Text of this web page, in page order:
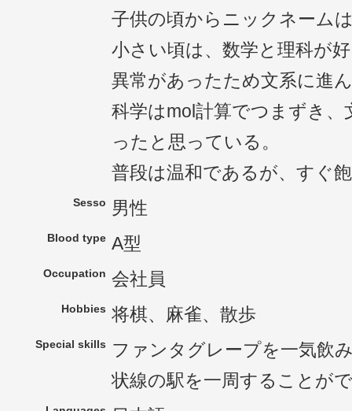
子供の頃からニックネーム
小さい頃は、数学と理科が
異常があったため文系に進
科学はmol計算でつまずき、
ったと思っている。
普段は温和であるが、すぐ
Sesso 男性
Blood type A型
Occupation 会社員
Hobbies 将棋、麻雀、散歩
Special skills
ファンタグレープを一気飲
状線の駅を一周することが